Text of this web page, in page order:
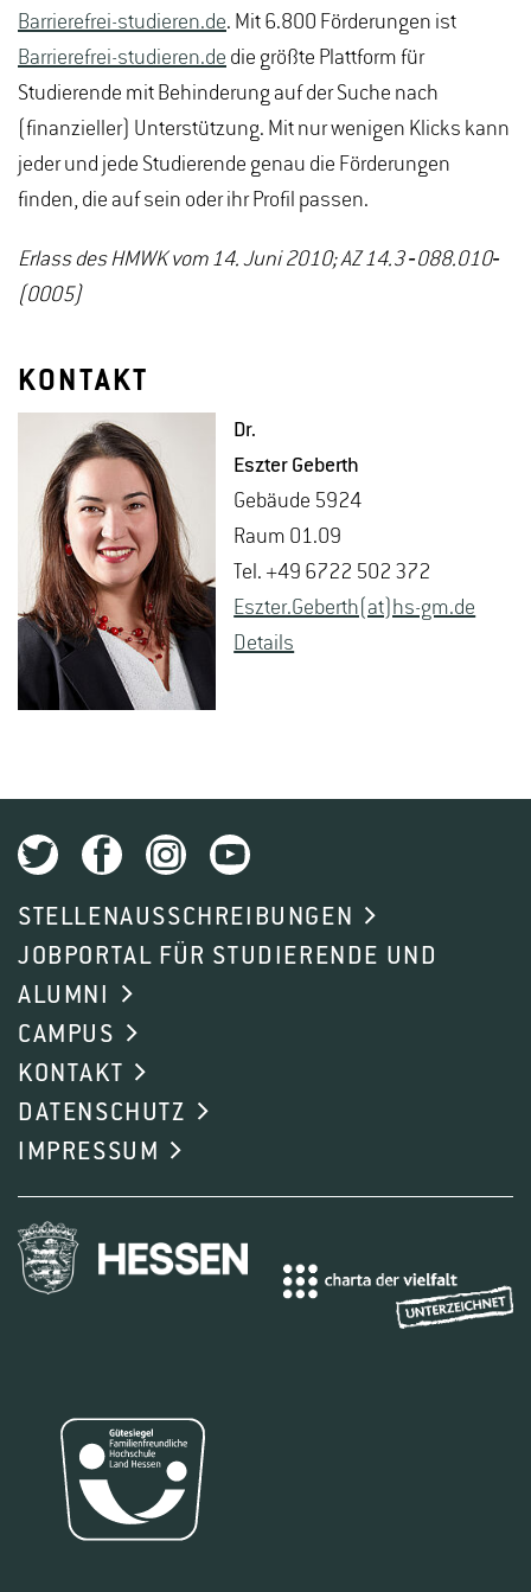
Barrierefrei-studieren.de. Mit 6.800 Förderungen ist
Barrierefrei-studieren.de die größte Plattform für
Studierende mit Behinderung auf der Suche nach
(finanzieller) Unterstützung. Mit nur wenigen Klicks kann
jeder und jede Studierende genau die Förderungen
finden, die auf sein oder ihr Profil passen.
Erlass des HMWK vom 14. Juni 2010; AZ 14.3 ‐088.010‐
(0005)
KONTAKT
Dr.
Es­z­ter Ge­berth
Ge­bäu­de 5924
Raum 01.09
Tel. +49 6722 502 372
Es­z­ter.Ge­berth(at)hs-​gm.​de
De­tails
STELLENAUSSCHREIBUNGEN
JOBPORTAL FÜR STUDIERENDE UND
ALUMNI
CAMPUS
KONTAKT
DATENSCHUTZ
IMPRESSUM